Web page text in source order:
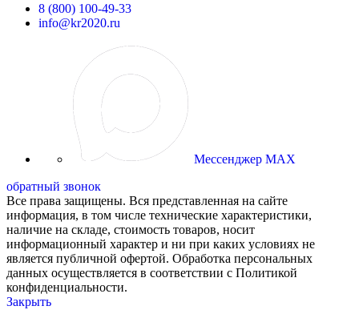
8 (800) 100-49-33
info@kr2020.ru
Мессенджер MAX
обратный звонок
Все права защищены. Вся представленная на сайте
информация, в том числе технические характеристики,
наличие на складе, стоимость товаров, носит
информационный характер и ни при каких условиях не
является публичной офертой. Обработка персональных
данных осуществляется в соответствии с Политикой
конфиденциальности.
Закрыть